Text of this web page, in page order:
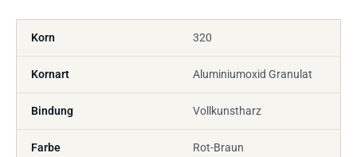
Korn 320
Kornart Aluminiumoxid Granulat
Bindung Vollkunstharz
Farbe Rot-Braun